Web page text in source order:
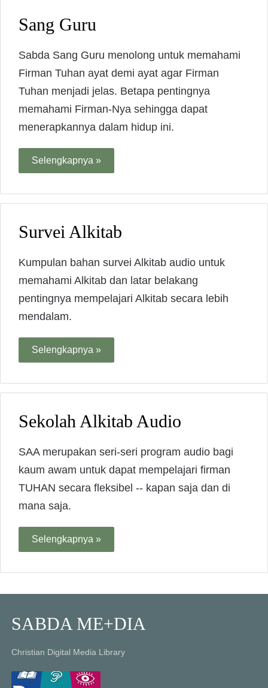
Sang Guru
Sabda Sang Guru menolong untuk memahami
Firman Tuhan ayat demi ayat agar Firman
Tuhan menjadi jelas. Betapa pentingnya
memahami Firman-Nya sehingga dapat
menerapkannya dalam hidup ini.
Selengkapnya »
Survei Alkitab
Kumpulan bahan survei Alkitab audio untuk
memahami Alkitab dan latar belakang
pentingnya mempelajari Alkitab secara lebih
mendalam.
Selengkapnya »
Sekolah Alkitab Audio
SAA merupakan seri-seri program audio bagi
kaum awam untuk dapat mempelajari firman
TUHAN secara fleksibel -- kapan saja dan di
mana saja.
Selengkapnya »
SABDA ME+DIA
Christian Digital Media Library